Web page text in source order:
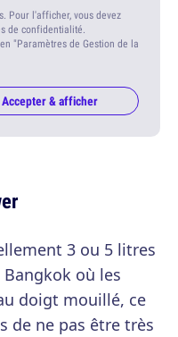
Pour l'afficher, vous devez
de confidentialité.
"Paramètres de Gestion de la
Accepter & afficher
3 ou 5 litres
où les
doigt mouillé, ce
de ne pas être très